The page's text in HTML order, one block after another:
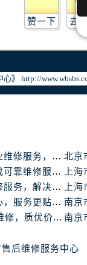
万达中心写字楼
B座22层04室（
达金融中心A座
号亨特国际金融
达广场写字楼A
腾达中心东1幢20
大学西街70号
16号兰州中心写
街腕表网售后服
赞一下 去
上海市亨利慕时手表维修中心电话（提供专业维修服务，确保您的手表焕然一新）
上海市华斯度手表维修中心地址在哪里（寻找可靠维修服务不再难）
上
北京市依度手表维修中心电话（提供专业维修服务，解决您的手表难题）
北京市梵德宝手表维修中心电话（维修更放心，服务更贴心）
南京市梅花手表维修中心电话（24小时专业维修，质优价廉）
后维修服务中心